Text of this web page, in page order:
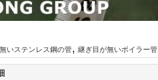
いステンレス鋼の管, 継ぎ目が無いボイラー管